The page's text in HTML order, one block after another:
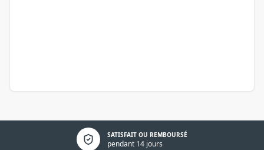
SATISFAIT OU REMBOURSÉ
pendant 14 jours
Politique de confidentialité